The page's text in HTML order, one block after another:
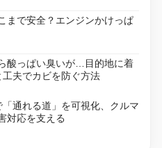
まで安全？エンジンかけっぱ
酸っぱい臭いが…目的地に着
工夫でカビを防ぐ方法
通れる道」を可視化、クルマ
対応を支える